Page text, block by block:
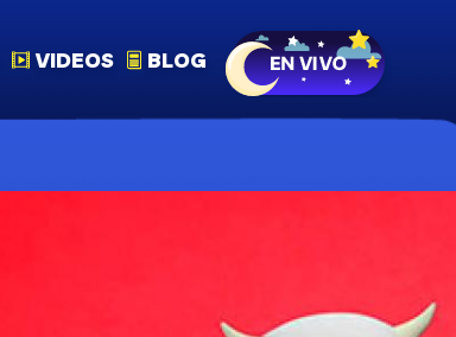
VIDEOS BLOG